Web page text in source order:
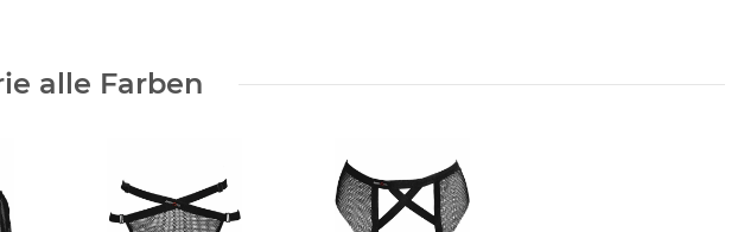
alle Farben